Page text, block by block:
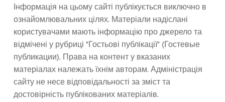
Інформація на цьому сайті публікується виключно в
ознайомлювальних цілях. Матеріали надіслані
користувачами мають інформацію про джерело та
відмічені у рубриці "Гостьові публікації" (Гостевые
публикации). Права на контент у вказаних
матеріалах належать їхнім авторам. Адміністрація
сайту не несе відповідальності за зміст та
достовірність публікованих матеріалів.